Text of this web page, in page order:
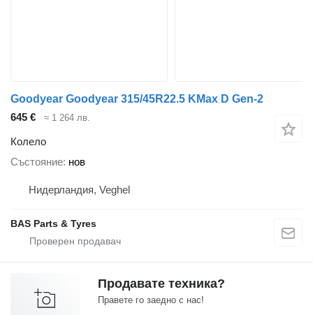
Goodyear Goodyear 315/45R22.5 KMax D Gen-2
645 €
≈ 1 264 лв.
Колело
Състояние нов
Нидерландия, Veghel
BAS Parts & Tyres
Продавате техника?
Правете го заедно с нас!